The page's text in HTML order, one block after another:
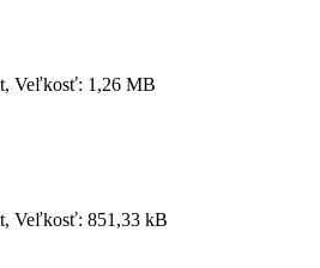
Veľkosť: 1,26 MB
Veľkosť: 851,33 kB